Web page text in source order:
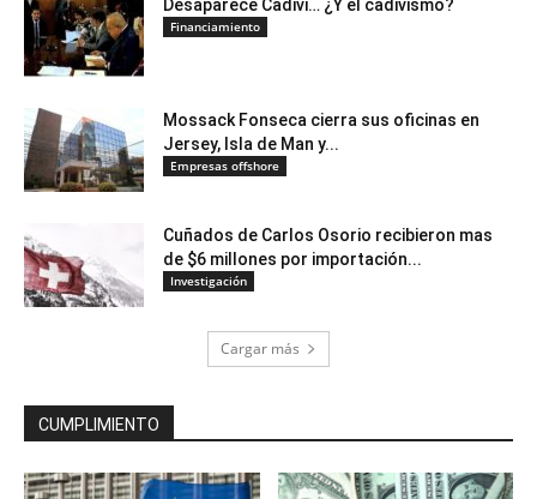
Desaparece Cadivi… ¿Y el cadivismo?
Financiamiento
Mossack Fonseca cierra sus oficinas en
Jersey, Isla de Man y...
Empresas offshore
Cuñados de Carlos Osorio recibieron mas
de $6 millones por importación...
Investigación
Cargar más
CUMPLIMIENTO